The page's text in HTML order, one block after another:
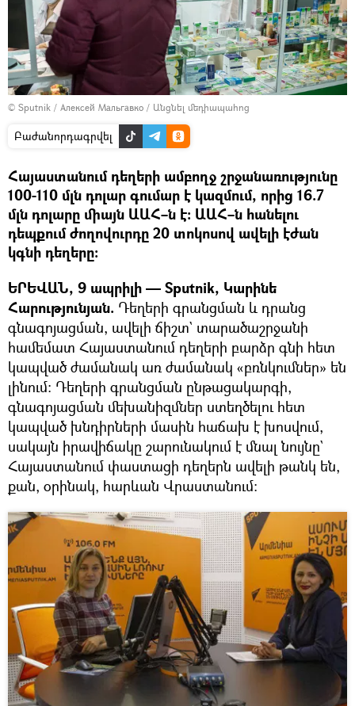
© Sputnik / Алексей Мальгавко / Անցնել մեդիապահոց
Բաժանորդագրվել
Հայաստանում դեղերի ամբողջ շրջանառությունը
100-110 մլն դոլար գումար է կազմում, որից 16.7
մլն դոլարը միայն ԱԱՀ–ն է։ ԱԱՀ–ն հանելու
դեպքում ժողովուրդը 20 տոկոսով ավելի էժան
կգնի դեղերը։
ԵՐԵՎԱՆ, 9 ապրիլի — Sputnik, Կարինե
Հարությունյան. Դեղերի գրանցման և դրանց
գնագոյացման, ավելի ճիշտ` տարածաշրջանի
համեմատ Հայաստանում դեղերի բարձր գնի հետ
կապված ժամանակ առ ժամանակ «բռնկումներ» են
լինում։ Դեղերի գրանցման ընթացակարգի,
գնագոյացման մեխանիզմներ ստեղծելու հետ
կապված խնդիրների մասին հաճախ է խոսվում,
սակայն իրավիճակը շարունակում է մնալ նույնը`
Հայաստանում փաստացի դեղերն ավելի թանկ են,
քան, օրինակ, հարևան Վրաստանում։